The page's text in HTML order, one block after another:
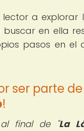
a explorar
en ella
pasos en el
ser parte de
!
final de "La